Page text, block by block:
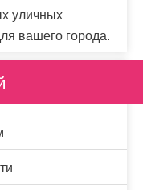
уличных
вашего города.